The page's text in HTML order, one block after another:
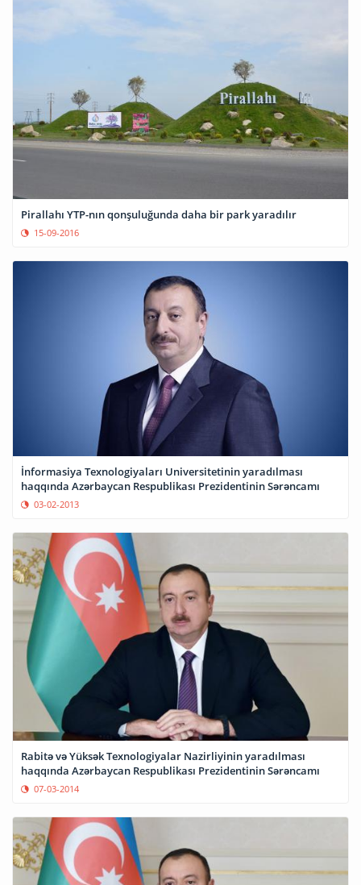
Pirallahı YTP-nın qonşuluğunda daha bir park yaradılır
15-09-2016
İnformasiya Texnologiyaları Universitetinin yaradılması
haqqında Azərbaycan Respublikası Prezidentinin Sərəncamı
03-02-2013
Rabitə və Yüksək Texnologiyalar Nazirliyinin yaradılması
haqqında Azərbaycan Respublikası Prezidentinin Sərəncamı
07-03-2014